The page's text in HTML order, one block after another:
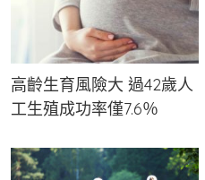
高齡生育風險大 過42歲人
工生殖成功率僅7.6％